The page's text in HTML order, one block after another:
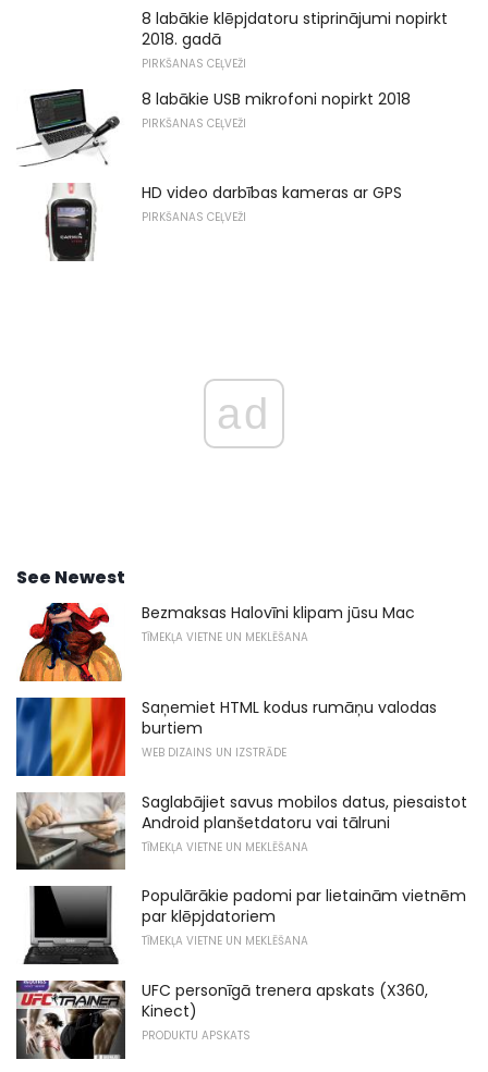
8 labākie klēpjdatoru stiprinājumi nopirkt
2018. gadā
PIRKŠANAS CEĻVEŽI
8 labākie USB mikrofoni nopirkt 2018
PIRKŠANAS CEĻVEŽI
HD video darbības kameras ar GPS
PIRKŠANAS CEĻVEŽI
ad
See Newest
Bezmaksas Halovīni klipam jūsu Mac
TĪMEKĻA VIETNE UN MEKLĒŠANA
Saņemiet HTML kodus rumāņu valodas
burtiem
WEB DIZAINS UN IZSTRĀDE
Saglabājiet savus mobilos datus, piesaistot
Android planšetdatoru vai tālruni
TĪMEKĻA VIETNE UN MEKLĒŠANA
Populārākie padomi par lietainām vietnēm
par klēpjdatoriem
TĪMEKĻA VIETNE UN MEKLĒŠANA
UFC personīgā trenera apskats (X360,
Kinect)
PRODUKTU APSKATS